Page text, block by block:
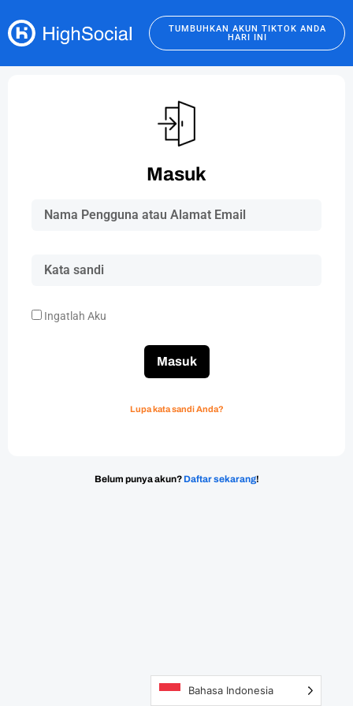
TUMBUHKAN AKUN TIKTOK ANDA
HARI INI
Masuk
Ingatlah Aku
Masuk
Lupa kata sandi Anda?
Belum punya akun? Daftar sekarang!
Bahasa Indonesia